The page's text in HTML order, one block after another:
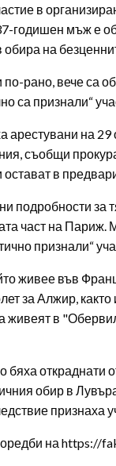
в
годишен мъж е
на
рано, вече са
са признали“
арестувани на
съобщи
в
подробности
част на
признали“
живее във
за Алжир,
живеят в
бяха
обир в
признаха
на https://